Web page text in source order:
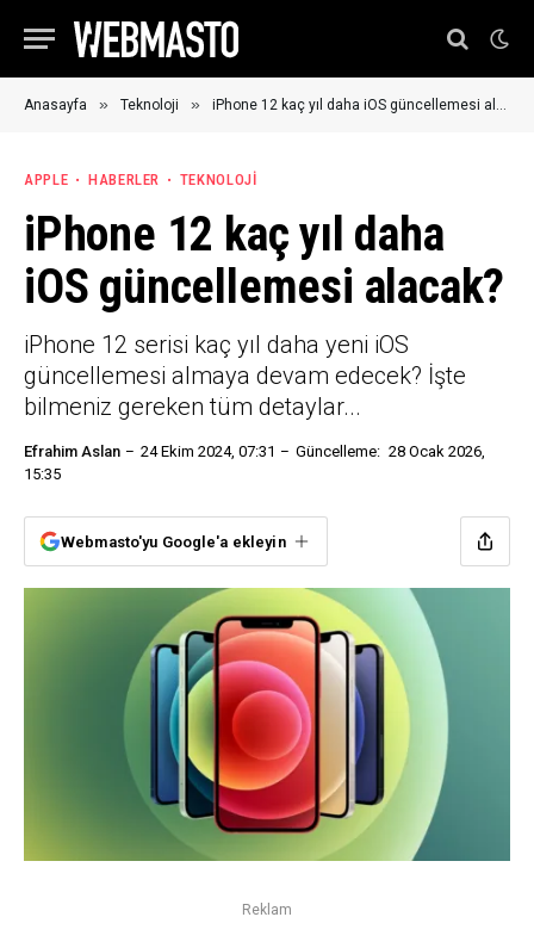
Anasayfa » Teknoloji » iPhone 12 kaç yıl daha iOS güncellemesi alacak?
APPLE HABERLER TEKNOLOJI
iPhone 12 kaç yıl daha
iOS güncellemesi alacak?
iPhone 12 serisi kaç yıl daha yeni iOS
güncellemesi almaya devam edecek? İşte
bilmeniz gereken tüm detaylar...
Efrahim Aslan 24 Ekim 2024, 07:31 Güncelleme: 28 Ocak 2026,
15:35
Webmasto'yu Google'a ekleyin
Reklam